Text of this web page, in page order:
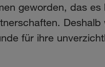
geworden, das
für ihre